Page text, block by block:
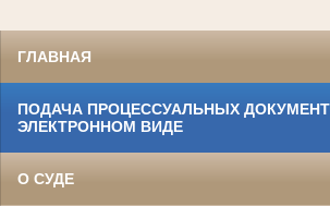
ГЛАВНАЯ
ПОДАЧА ПРОЦЕССУАЛЬНЫХ
ЭЛЕКТРОННОМ ВИДЕ
О СУДЕ